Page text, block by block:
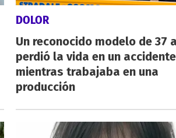
DOLOR
Un reconocido modelo de 37
perdió la vida en un accidente
mientras trabajaba en una
producción